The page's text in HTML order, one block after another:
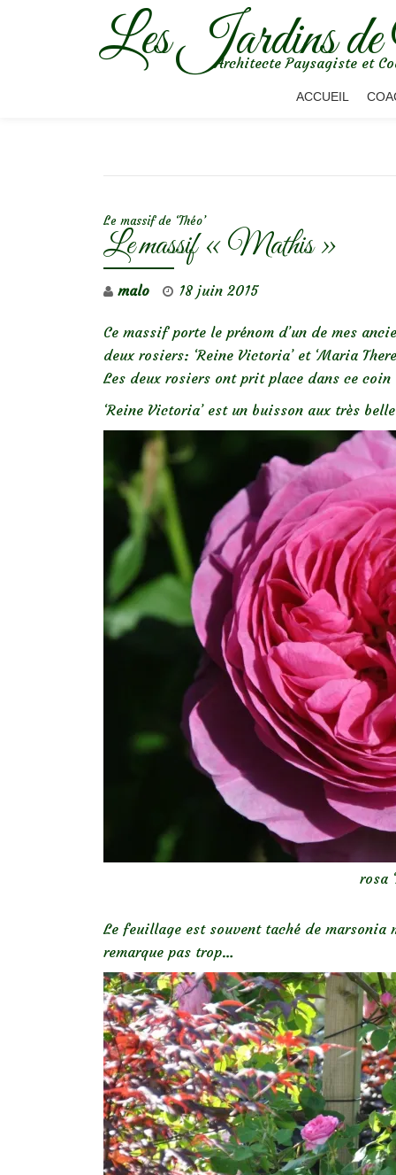
Les Jardins
Architecte Paysagiste et
ACCUEIL
Le massif de ‘Théo’
Le massif « Mathis »
malo 18 juin 2015
Ce massif porte le prénom d’un de mes
deux rosiers: ‘Reine Victoria’ et ‘Maria
Les deux rosiers ont prit place dans ce
‘Reine Victoria’ est un buisson aux très
rosa
Le feuillage est souvent taché de
remarque pas trop…